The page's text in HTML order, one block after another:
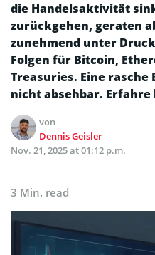
die Handelsaktivität
zurückgehen, geraten
zunehmend unter
Folgen für Bitcoin,
Treasuries. Eine
nicht absehbar.
von
Dennis Geisler
Nov. 21, 2025 at 01:12 p.m.
3 Min. read